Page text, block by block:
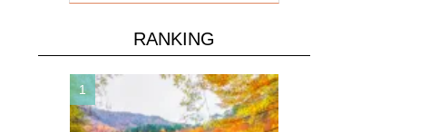
RANKING
1